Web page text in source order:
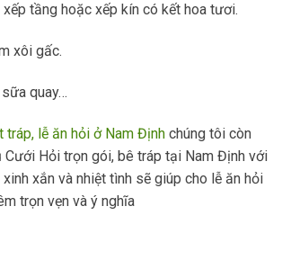
tầng hoặc xếp kín có kết hoa tươi.
xôi gấc.
quay…
tráp, lễ ăn hỏi ở Nam Định chúng tôi còn
Cưới Hỏi trọn gói, bê tráp tại Nam Định với
xắn và nhiệt tình sẽ giúp cho lễ ăn hỏi
trọn vẹn và ý nghĩa